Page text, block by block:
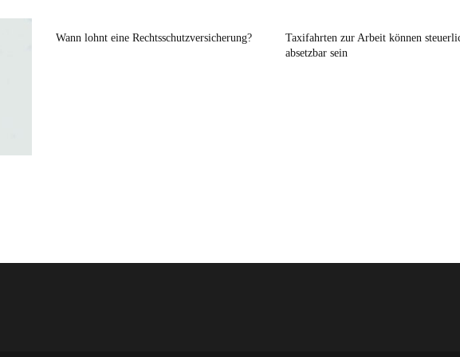
Wann lohnt eine Rechtsschutzversicherung?
Taxifahrten zur Arbeit können
absetzbar sein